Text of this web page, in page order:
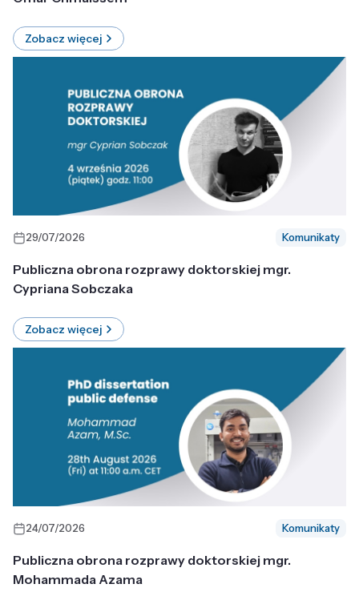
Zobacz więcej
29/07/2026 Komunikaty
Publiczna obrona rozprawy doktorskiej mgr.
Cypriana Sobczaka
Zobacz więcej
24/07/2026 Komunikaty
Publiczna obrona rozprawy doktorskiej mgr.
Mohammada Azama